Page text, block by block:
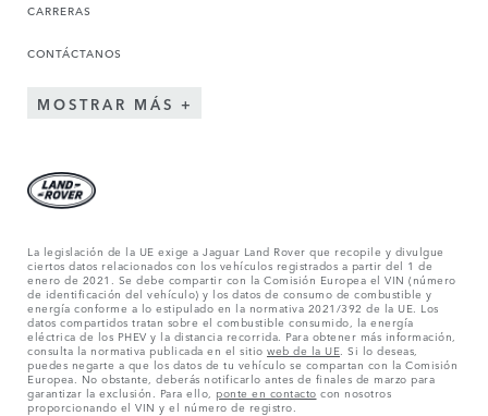
CARRERAS
CONTÁCTANOS
MOSTRAR MÁS
La legislación de la UE exige a Jaguar Land Rover que recopile y divulgue
ciertos datos relacionados con los vehículos registrados a partir del 1 de
enero de 2021. Se debe compartir con la Comisión Europea el VIN (número
de identificación del vehículo) y los datos de consumo de combustible y
energía conforme a lo estipulado en la normativa 2021/392 de la UE. Los
datos compartidos tratan sobre el combustible consumido, la energía
eléctrica de los PHEV y la distancia recorrida. Para obtener más información,
consulta la normativa publicada en el sitio web de la UE . Si lo deseas,
puedes negarte a que los datos de tu vehículo se compartan con la Comisión
Europea. No obstante, deberás notificarlo antes de finales de marzo para
garantizar la exclusión. Para ello, ponte en contacto con nosotros
proporcionando el VIN y el número de registro.